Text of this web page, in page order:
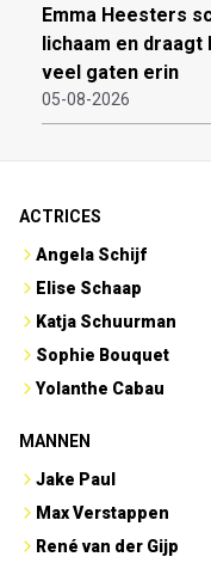
Emma Heesters
lichaam en
veel gaten erin
05-08-2026
ACTRICES
Angela Schijf
Elise Schaap
Katja Schuurman
Sophie Bouquet
Yolanthe Cabau
MANNEN
Jake Paul
Max Verstappen
René van der Gijp